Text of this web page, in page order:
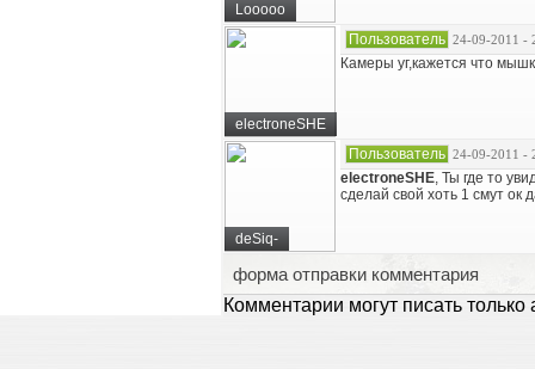
Looooo
electroneSHE
Пользователь 24-09-2011 -
Камеры уг,кажется что
deSiq-
Пользователь 24-09-2011 -
electroneSHE, Ты где то
сделай свой хоть 1 смут ок
форма отправки комментария
Комментарии могут писать